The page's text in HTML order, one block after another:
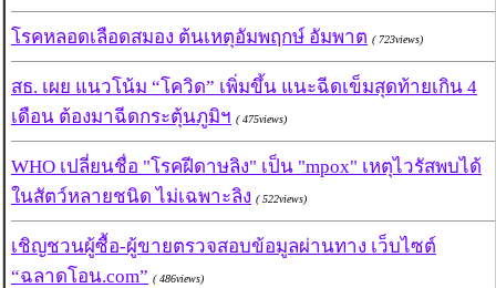
โรคหลอดเลือดสมอง ต้นเหตุอัมพฤกษ์ อัมพาต ( 723views)
สธ. เผย แนวโน้ม “โควิด” เพิ่มขึ้น แนะฉีดเข็มสุดท้ายเกิน 4
เดือน ต้องมาฉีดกระตุ้นภูมิฯ ( 475views)
WHO เปลี่ยนชื่อ "โรคฝีดาษลิง" เป็น "mpox" เหตุไวรัสพบได้
ในสัตว์หลายชนิด ไม่เฉพาะลิง ( 522views)
เชิญชวนผู้ซื้อ-ผู้ขายตรวจสอบข้อมูลผ่านทาง เว็บไซต์
“ฉลาดโอน.com” ( 486views)